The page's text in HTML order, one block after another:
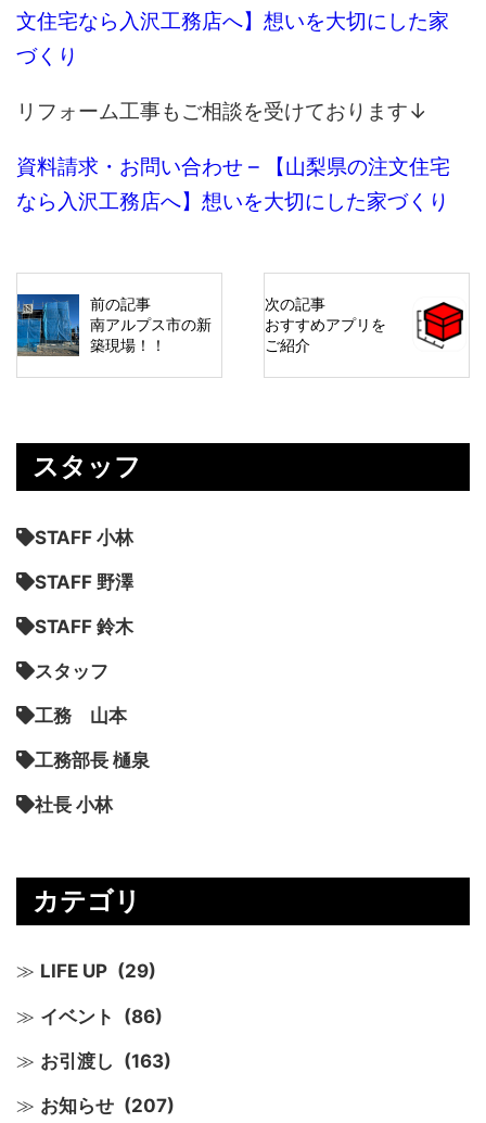
文住宅なら入沢工務店へ】想いを大切にした家
づくり
リフォーム工事もご相談を受けております↓
資料請求・お問い合わせ – 【山梨県の注文住宅
なら入沢工務店へ】想いを大切にした家づくり
前の記事
南アルプス市の新
築現場！！
次の記事
おすすめアプリを
ご紹介
スタッフ
STAFF 小林
STAFF 野澤
STAFF 鈴木
スタッフ
工務 山本
工務部長 樋泉
社長 小林
カテゴリ
LIFE UP (29)
イベント (86)
お引渡し (163)
お知らせ (207)